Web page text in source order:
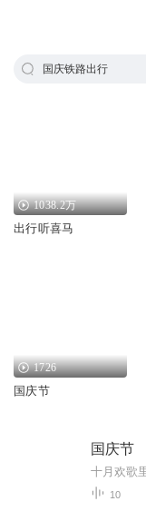
国庆铁路出行
1038.2万
出行听喜马
1726
国庆节
国庆节
10